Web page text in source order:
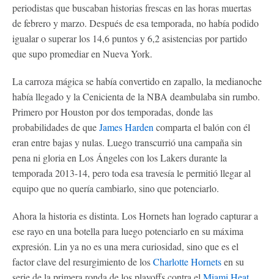
periodistas que buscaban historias frescas en las horas muertas
de febrero y marzo. Después de esa temporada, no había podido
igualar o superar los 14,6 puntos y 6,2 asistencias por partido
que supo promediar en Nueva York.
La carroza mágica se había convertido en zapallo, la medianoche
había llegado y la Cenicienta de la NBA deambulaba sin rumbo.
Primero por Houston por dos temporadas, donde las
probabilidades de queJames Harden comparta el balón con él
eran entre bajas y nulas. Luego transcurrió una campaña sin
pena ni gloria en Los Ángeles con los Lakers durante la
temporada 2013-14, pero toda esa travesía le permitió llegar al
equipo que no quería cambiarlo, sino que potenciarlo.
Ahora la historia es distinta. Los Hornets han logrado capturar a
ese rayo en una botella para luego potenciarlo en su máxima
expresión. Lin ya no es una mera curiosidad, sino que es el
factor clave del resurgimiento de losCharlotte Hornetsen su